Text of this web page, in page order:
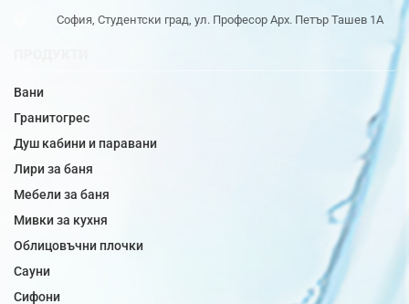
София, Студентски град, ул. Професор Арх. Петър Ташев 1А
Вани
Гранитогрес
Душ кабини и паравани
Лири за баня
Мебели за баня
Мивки за кухня
Облицовъчни плочки
Сауни
Сифони